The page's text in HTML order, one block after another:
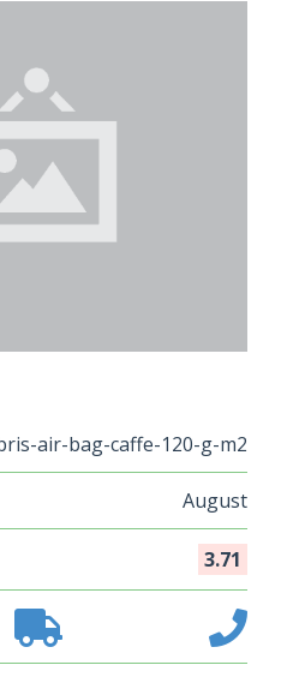
air-bag-caffe-120-g-m2
August
3.71